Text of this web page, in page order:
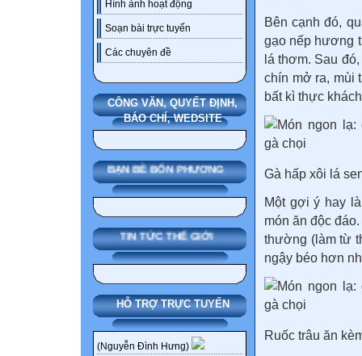
Hình ảnh hoạt động
Soạn bài trực tuyến
Các chuyên đề
CÔNG VĂN, QUYẾT ĐỊNH,
BÁO CHÍ, WEDSITE
BẠN BÈ BỐN PHƯƠNG
TIN TỨC THẾ GIỚI
HỖ TRỢ TRỰC TUYẾN
(Nguyễn Đình Hưng)
Bên cạnh đó,
gạo nếp hương
lá thơm. Sau
chín mở ra, mùi
bất kì thực
Gà hấp xôi lá
Một gợi ý hay
món ăn độc
thường (làm từ
ngậy béo hơn
Ruốc trâu ăn